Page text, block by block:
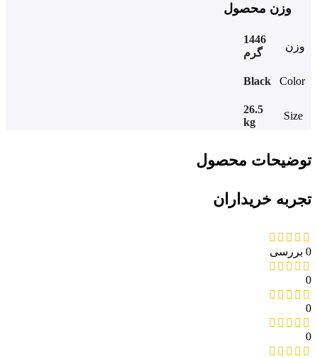
وزن محصول
وزن
1446
گرم
Color
Black
Size
26.5
kg
توضیحات محصول
تجربه خریداران
0 بررسی
0
0
0